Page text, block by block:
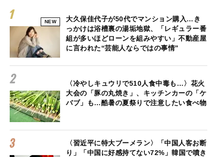
NEW
大久保佳代子が50代でマンション購入…き
っかけは浴槽裏の湯垢地獄、「レギュラー番
組が多いほどローンを組みやすい」不動産屋
に言われた“芸能人ならではの事情”
〈冷やしキュウリで510人食中毒も…〉花火
大会の「豚の丸焼き」、キッチンカーの「ケ
バブ」も…酷暑の夏祭りで注意したい食べ物
〈習近平に特大ブーメラン〉「中国人客お断
り」「中国に好感持てない72%」韓国で噴き